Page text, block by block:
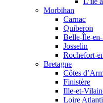
Morbihan
Carnac
Quiberon
Belle-Île-
Josselin
Rochefort-
Bretagne
Côtes
Finistère
Ille-et-
Loire